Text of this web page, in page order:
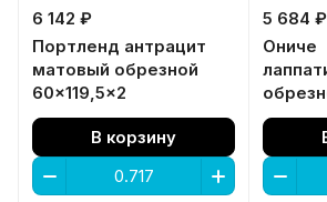
6 142 ₽
Портленд антрацит
матовый обрезной
60x119,5x2
В корзину
5 684 ₽
Ониче